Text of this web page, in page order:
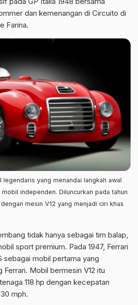
dan kemenangan di Circuito di
Farina.
legendaris yang menandai langkah awal
independen. Diluncurkan pada tahun
mesin V12 yang menjadi ciri khas
tidak hanya sebagai tim balap,
sport premium. Pada 1947, Ferrari
sebagai mobil pertama yang
Ferrari. Mobil bermesin V12 itu
118 hp dengan kecepatan
mph.